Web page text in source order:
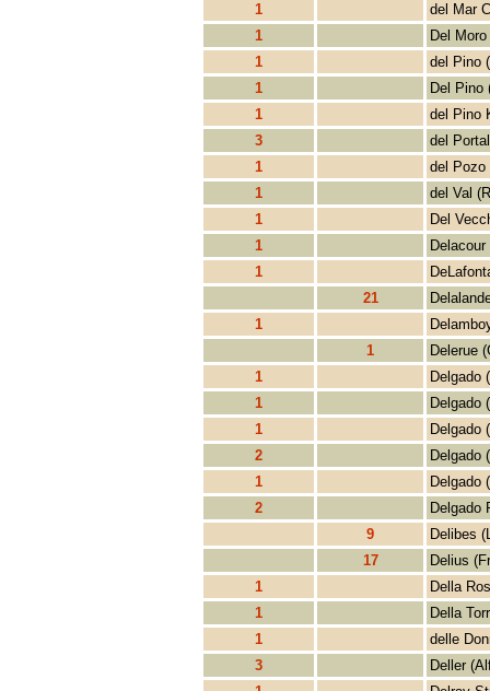
1
del Mar
1
Del
1
del Pino
1
Del Pino
1
del Pino
3
del
1
del Pozo
1
del Val
1
Del
1
1
21
1
1
Delerue
1
Delgado
1
Delgado
1
Delgado
2
Delgado
1
Delgado
2
Delgado
9
Delibes
17
Delius
1
Della
1
Della
1
delle
3
Deller